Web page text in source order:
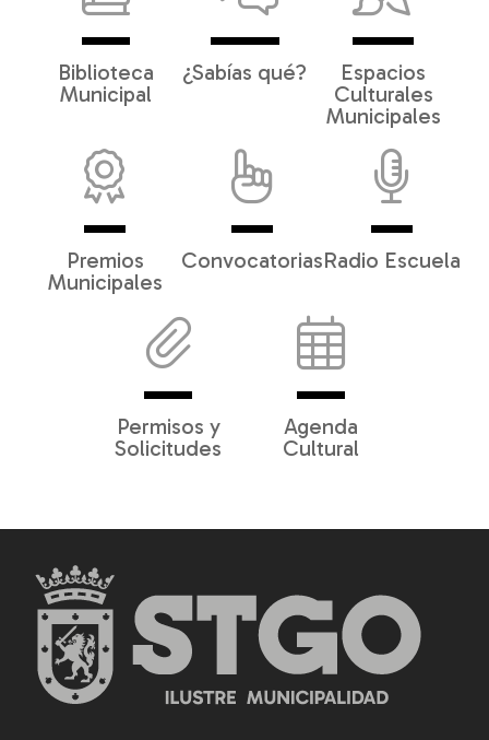
Biblioteca
Municipal
¿Sabías qué?
Espacios
Culturales
Municipales
Premios
Municipales
ConvocatoriasRadio Escuela
Permisos y
Solicitudes
Agenda
Cultural